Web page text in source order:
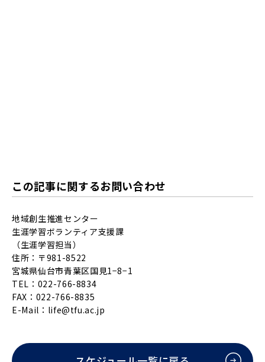
この記事に関するお問い合わせ
地域創生推進センター
生涯学習ボランティア支援課
（生涯学習担当）
住所：〒981-8522
宮城県仙台市青葉区国見1−8−1
TEL：022-766-8834
FAX：022-766-8835
E-Mail： life@tfu.ac.jp